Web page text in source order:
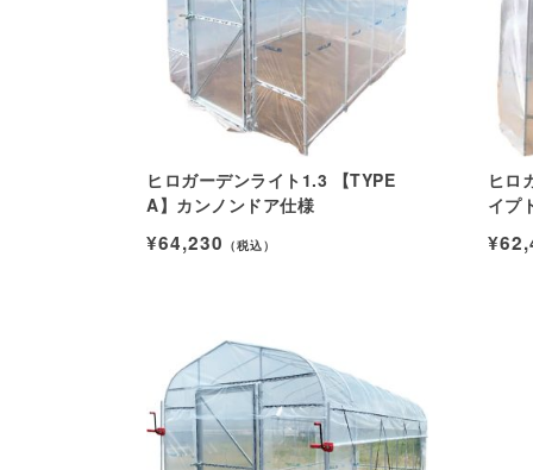
ヒロガーデンライト1.3 【TYPE
A】カンノンドア仕様
¥64,230 （税込）
ヒロ
イプ